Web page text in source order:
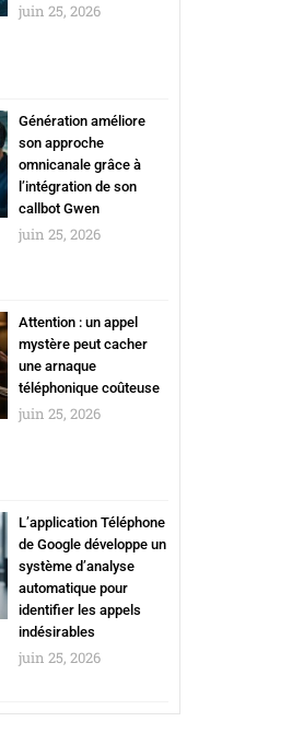
juin 25, 2026
Génération améliore
son approche
omnicanale grâce à
l’intégration de son
callbot Gwen
juin 25, 2026
Attention : un appel
mystère peut cacher
une arnaque
téléphonique coûteuse
juin 25, 2026
L’application Téléphone
de Google développe un
système d’analyse
automatique pour
identifier les appels
indésirables
juin 25, 2026